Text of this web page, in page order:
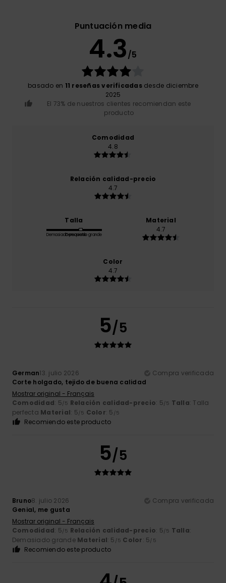
Puntuación media
4.3/5
basado en 11 reseñas verificadasdesde diciembre
2025
El 73% de nuestros clientes recomiendan este
producto
Comodidad
4.8
Relación calidad-precio
4.7
Talla
Demasiado pequeño
Demasiado grande
Material
4.7
Color
4.7
5/5
German13. julio 2026
Compra verificada
Corte holgado, tejido de buena calidad
Mostrar original - Français
Comodidad: 5/5 Relación calidad-precio: 5/5 Talla: Talla
perfecta Material: 5/5 Color: 5 /5
Recomiendo este producto
5/5
Bruno8. julio 2026
Compra verificada
Genial, me gusta
Mostrar original - Français
Comodidad: 5/5 Relación calidad-precio: 5/5 Talla:
Demasiado grande Material: 5 /5 Color: 5/5
Recomiendo este producto